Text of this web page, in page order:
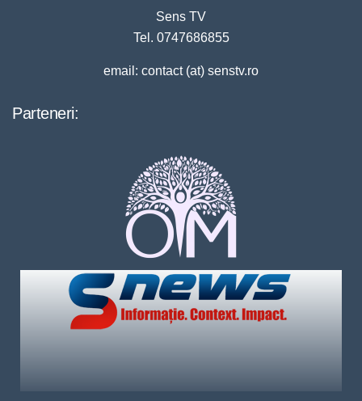
Sens TV
Tel. 0747686855
email: contact (at) senstv.ro
Parteneri: